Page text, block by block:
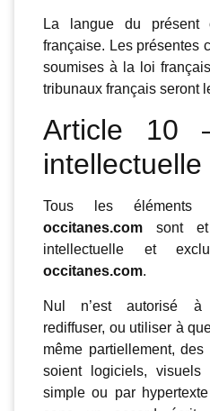
La langue du présent
française. Les présentes
soumises à la loi
tribunaux français seront
Article 10
intellectuelle
Tous les
occitanes.com sont et
intellectuelle et
occitanes.com.
Nul n’est autorisé à
rediffuser, ou utiliser à
même partiellement,
soient logiciels,
simple ou par